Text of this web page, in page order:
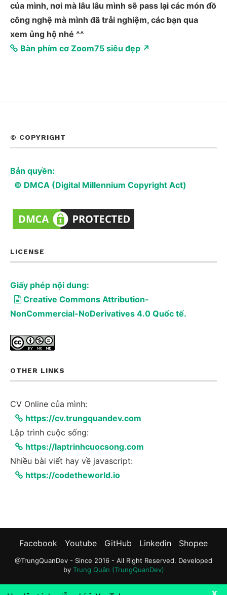
của mình, nơi mà lâu lâu mình sẽ pass lại các món đồ
công nghệ mà mình đã trải nghiệm, các bạn qua
xem ủng hộ nhé ^^
Bàn phím cơ Zoom75 siêu đẹp ↗
© COPYRIGHT
Bản quyền:
© DMCA (Digital Millennium Copyright Act)
LICENSE
Giấy phép nội dung:
Creative Commons Attribution-
NonCommercial-NoDerivatives 4.0 Quốc tế.
OTHER LINKS
CV Online của mình:
https://cv.trungquandev.com
Lập trình cuộc sống:
https://laptrinhcuocsong.com
Nhiều bài viết hay về javascript:
https://codetheworld.io
Facebook Youtube GitHub Linkedin Shopee
@TrungQuanDev - Since 2016 - All Right Reserved. Developed
by Trung Quân (TrungQuanDev)